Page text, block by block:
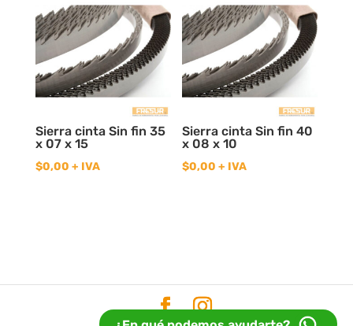
Sierra cinta Sin fin 35
x 07 x 15
$0,00 + IVA
Sierra cinta Sin fin 40
x 08 x 10
$0,00 + IVA